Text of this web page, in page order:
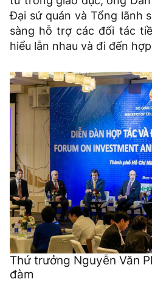
Đại sứ quán và Tổng lãnh
sàng hỗ trợ các đối tác
hiểu lẫn nhau và đi đến
Thứ trưởng Nguyễn Văn
đàm